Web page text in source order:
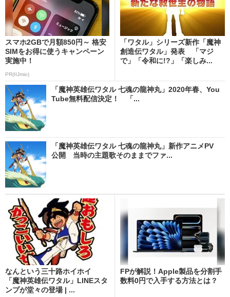
スマホ2GBで月額850円～ 格安
SIMをお得に使うキャンペーン
実施中！
PR(IIJmio)
「ワタル」シリーズ新作「魔神
創造伝ワタル」発表 「マジ
で」「令和に!?」「楽しみ...
「魔神英雄伝ワタル 七魂の龍神丸」2020年春、You
Tube無料配信決定！ 「...
「魔神英雄伝ワタル 七魂の龍神丸」新作アニメPV
公開 当時の主題歌そのままでファ...
なんという三十路ホイホイ
「魔神英雄伝ワタル」LINEスタ
ンプが堂々の登場 | ...
FPが解説！Apple製品を分割手
数料0円で入手する方法とは？